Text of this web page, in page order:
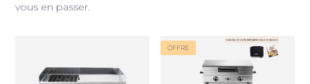
vous en passer.
OFFRE